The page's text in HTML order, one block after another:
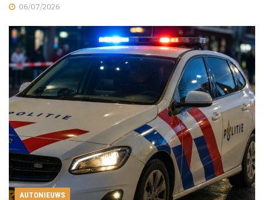
06/07/2026
AUTONIEUWS